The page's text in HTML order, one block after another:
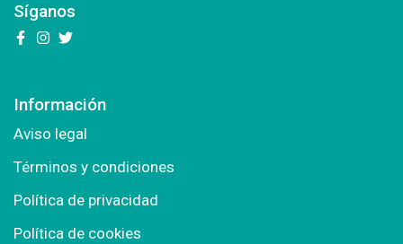
Síganos
Información
Aviso legal
Términos y condiciones
Política de privacidad
Política de cookies